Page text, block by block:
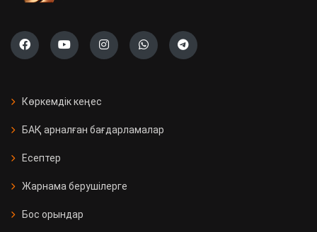
Көркемдік кеңес
БАҚ арналған бағдарламалар
Есептер
Жарнама берушілерге
Бос орындар